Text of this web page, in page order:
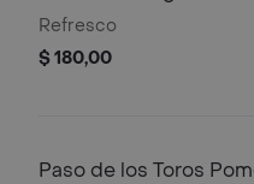
Refresco
$ 180,00
Paso de los Toros